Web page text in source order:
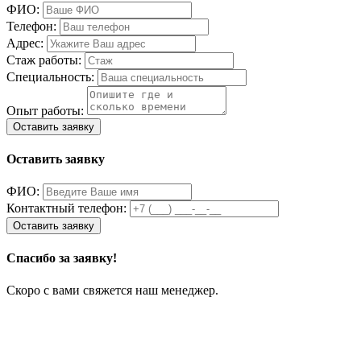
ФИО:
Телефон:
Адрес:
Стаж работы:
Специальность:
Опыт работы:
Оставить заявку
ФИО:
Контактный телефон:
Спасибо за заявку!
Скоро с вами свяжется наш менеджер.